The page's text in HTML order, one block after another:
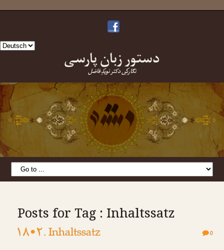
Sprache
دستورِ زبانِ پارسی
نگارشِ دکتر نویدِ فاضل
Posts for Tag : Inhaltssatz
۱۸•۲. Inhaltssatz 0